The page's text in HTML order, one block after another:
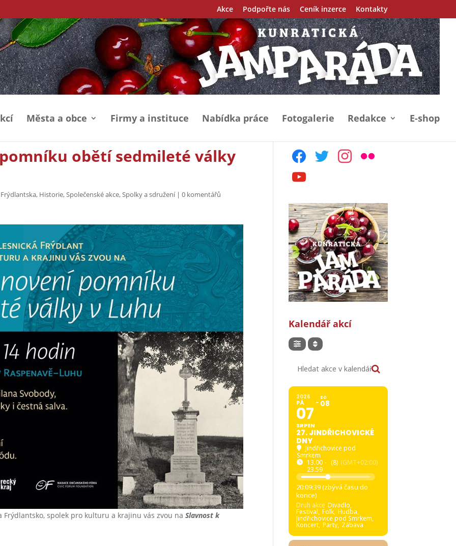
Akce Podpořte nás Ceník inzerce Kontakty
Města a obce Firmy a instituce Nabídka práce Fotogalerie Redakce E-shop
obětí sedmileté války
, Historie,Společenské akce,Spolky a sdružení|0 komentářů
Frýdlantsko, spolek pro kulturu a krajinu vás zvou naSlavnost k
facebooktwitter instagram
flickr
youtube
Kalendář akcí
2026
PÁ
07
SRPEN
SO
08
27. JINDŘICHOVICKÉ
DNY
Jindřichovice pod
Smrkem
13.00 -
23.59
(8) (GMT+02:00)
20:09:38 (zbývá času do
konce)
Druh akce Divadlo,
Festival, Folk, Hudba,
Jindřichovice pod Smrkem,
Koncert, Party, Zábava